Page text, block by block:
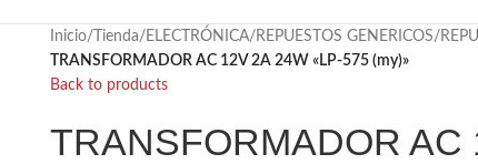
Inicio/ Tienda/ ELECTRÓNICA/ REPUESTOS GENERICOS/
TRANSFORMADOR AC 12V 2A 24W «LP-575 (my)»
Back to products
TRANSFORMADOR AC